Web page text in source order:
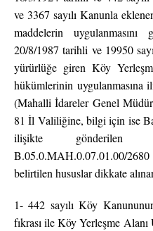
ve 3367 sayılı Kanunla
maddelerin
20/8/1987 tarihli ve 19950
yürürlüğe giren Köy
hükümlerinin uygulanmasına
(Mahalli İdareler Genel
81 İl Valiliğine, bilgi için ise
ilişikte
B.05.0.MAH.0.07.01.00/
belirtilen hususlar dikkate
1- 442 sayılı Köy
fıkrası ile Köy Yerleşme